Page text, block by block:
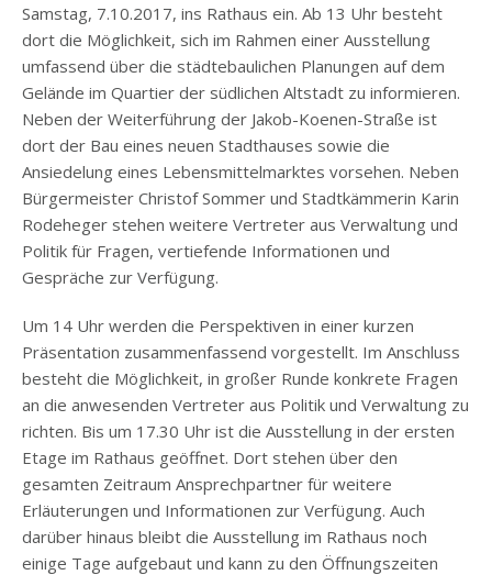
Samstag, 7.10.2017, ins Rathaus ein. Ab 13 Uhr besteht
dort die Möglichkeit, sich im Rahmen einer Ausstellung
umfassend über die städtebaulichen Planungen auf dem
Gelände im Quartier der südlichen Altstadt zu informieren.
Neben der Weiterführung der Jakob-Koenen-Straße ist
dort der Bau eines neuen Stadthauses sowie die
Ansiedelung eines Lebensmittelmarktes vorsehen. Neben
Bürgermeister Christof Sommer und Stadtkämmerin Karin
Rodeheger stehen weitere Vertreter aus Verwaltung und
Politik für Fragen, vertiefende Informationen und
Gespräche zur Verfügung.
Um 14 Uhr werden die Perspektiven in einer kurzen
Präsentation zusammenfassend vorgestellt. Im Anschluss
besteht die Möglichkeit, in großer Runde konkrete Fragen
an die anwesenden Vertreter aus Politik und Verwaltung zu
richten. Bis um 17.30 Uhr ist die Ausstellung in der ersten
Etage im Rathaus geöffnet. Dort stehen über den
gesamten Zeitraum Ansprechpartner für weitere
Erläuterungen und Informationen zur Verfügung. Auch
darüber hinaus bleibt die Ausstellung im Rathaus noch
einige Tage aufgebaut und kann zu den Öffnungszeiten